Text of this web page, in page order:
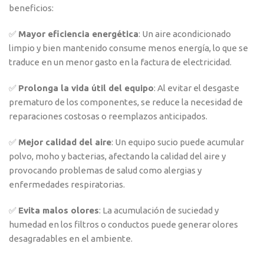
beneficios:
✅ Mayor eficiencia energética: Un aire acondicionado
limpio y bien mantenido consume menos energía, lo que se
traduce en un menor gasto en la factura de electricidad.
✅ Prolonga la vida útil del equipo: Al evitar el desgaste
prematuro de los componentes, se reduce la necesidad de
reparaciones costosas o reemplazos anticipados.
✅ Mejor calidad del aire: Un equipo sucio puede acumular
polvo, moho y bacterias, afectando la calidad del aire y
provocando problemas de salud como alergias y
enfermedades respiratorias.
✅ Evita malos olores: La acumulación de suciedad y
humedad en los filtros o conductos puede generar olores
desagradables en el ambiente.